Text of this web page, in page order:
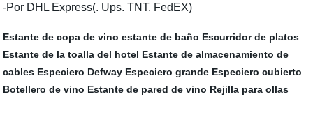
-Por DHL Express(. Ups. TNT. FedEX)
Estante de copa de vino estante de baño Escurridor de platos
Estante de la toalla del hotel Estante de almacenamiento de
cables Especiero Defway Especiero grande Especiero cubierto
Botellero de vino Estante de pared de vino Rejilla para ollas